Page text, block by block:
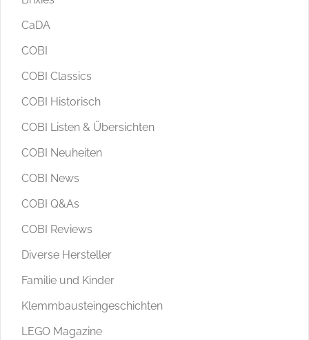
CaDA
COBI
COBI Classics
COBI Historisch
COBI Listen & Übersichten
COBI Neuheiten
COBI News
COBI Q&As
COBI Reviews
Diverse Hersteller
Familie und Kinder
Klemmbausteingeschichten
LEGO Magazine